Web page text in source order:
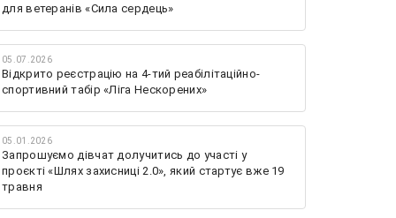
для ветеранів «Сила сердець»
05.07.2026
Відкрито реєстрацію на 4-тий реабілітаційно-
спортивний табір «Ліга Нескорених»
05.01.2026
Запрошуємо дівчат долучитись до участі у
проєкті «Шлях захисниці 2.0», який стартує вже 19
травня